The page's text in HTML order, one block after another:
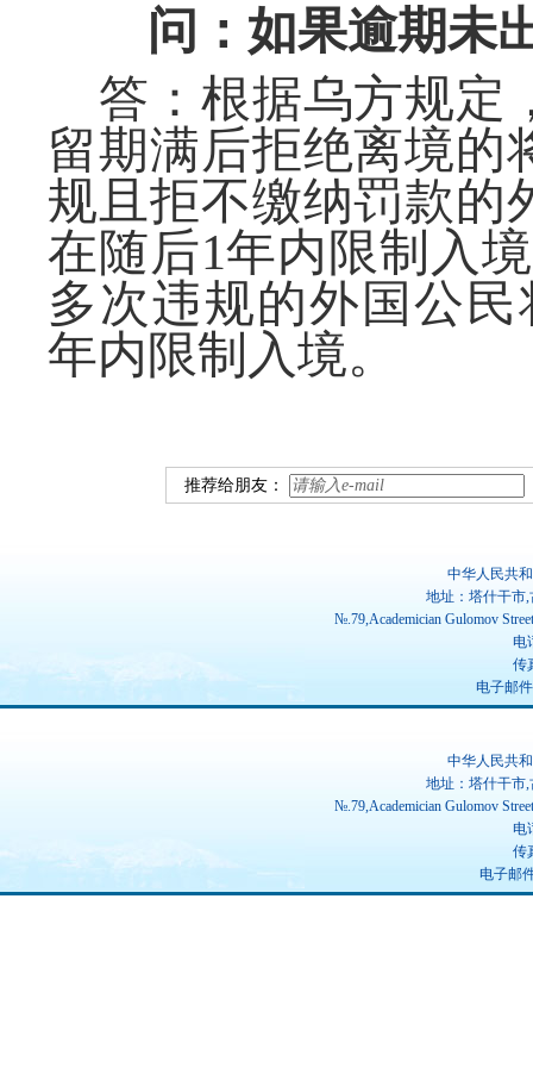
问：如果逾期未
答： 根据乌方规定
留期满后拒绝离境的
规且拒不缴纳罚款的
在随后1年内限制入
多次违规的外国公民
年内限制入境。
推荐给朋友：
中华人民共
地址：塔什干市
№.79,Academician Gulomov
电
传
电子邮件
中华人民共
地址：塔什干市
№.79,Academician Gulomov
电
传
电子邮